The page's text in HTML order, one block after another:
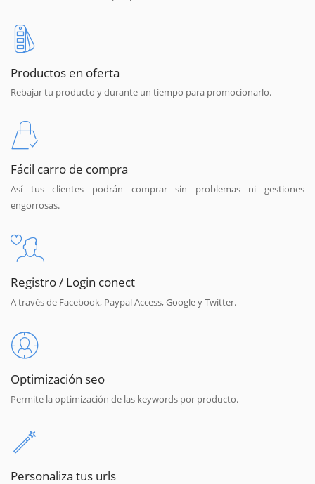
Productos en oferta
Rebajar tu producto y durante un tiempo para promocionarlo.
Fácil carro de compra
Así tus clientes podrán comprar sin problemas ni gestiones
engorrosas.
Registro / Login conect
A través de Facebook, Paypal Access, Google y Twitter.
Optimización seo
Permite la optimización de las keywords por producto.
Personaliza tus urls